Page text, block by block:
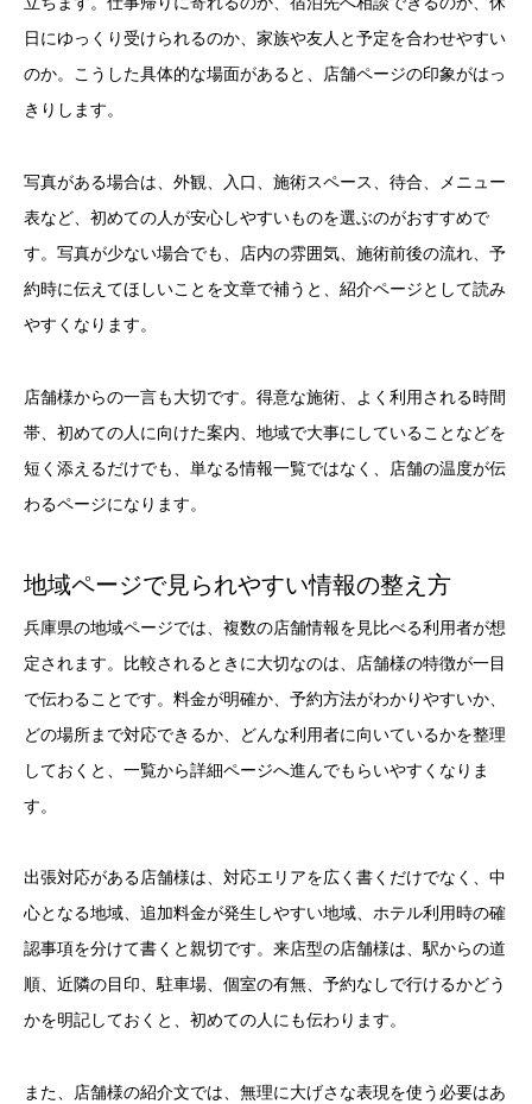
日にゆっくり受けられるのか、家族や友人と予定を合わせやすい
のか。こうした具体的な場面があると、店舗ページの印象がはっ
きりします。
写真がある場合は、外観、入口、施術スペース、待合、メニュー
表など、初めての人が安心しやすいものを選ぶのがおすすめで
す。写真が少ない場合でも、店内の雰囲気、施術前後の流れ、予
約時に伝えてほしいことを文章で補うと、紹介ページとして読み
やすくなります。
店舗様からの一言も大切です。得意な施術、よく利用される時間
帯、初めての人に向けた案内、地域で大事にしていることなどを
短く添えるだけでも、単なる情報一覧ではなく、店舗の温度が伝
わるページになります。
地域ページで見られやすい情報の整え方
兵庫県の地域ページでは、複数の店舗情報を見比べる利用者が想
定されます。比較されるときに大切なのは、店舗様の特徴が一目
で伝わることです。料金が明確か、予約方法がわかりやすいか、
どの場所まで対応できるか、どんな利用者に向いているかを整理
しておくと、一覧から詳細ページへ進んでもらいやすくなりま
す。
出張対応がある店舗様は、対応エリアを広く書くだけでなく、中
心となる地域、追加料金が発生しやすい地域、ホテル利用時の確
認事項を分けて書くと親切です。来店型の店舗様は、駅からの道
順、近隣の目印、駐車場、個室の有無、予約なしで行けるかどう
かを明記しておくと、初めての人にも伝わります。
また、店舗様の紹介文では、無理に大げさな表現を使う必要はあ